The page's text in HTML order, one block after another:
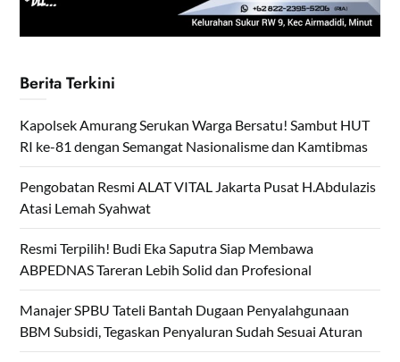
Berita Terkini
Kapolsek Amurang Serukan Warga Bersatu! Sambut HUT
RI ke-81 dengan Semangat Nasionalisme dan Kamtibmas
Pengobatan Resmi ALAT VITAL Jakarta Pusat H.Abdulazis
Atasi Lemah Syahwat
Resmi Terpilih! Budi Eka Saputra Siap Membawa
ABPEDNAS Tareran Lebih Solid dan Profesional
Manajer SPBU Tateli Bantah Dugaan Penyalahgunaan
BBM Subsidi, Tegaskan Penyaluran Sudah Sesuai Aturan